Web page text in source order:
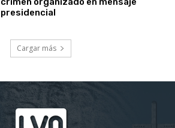
presidencial
Cargar más